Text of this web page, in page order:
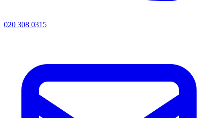
020 308 0315